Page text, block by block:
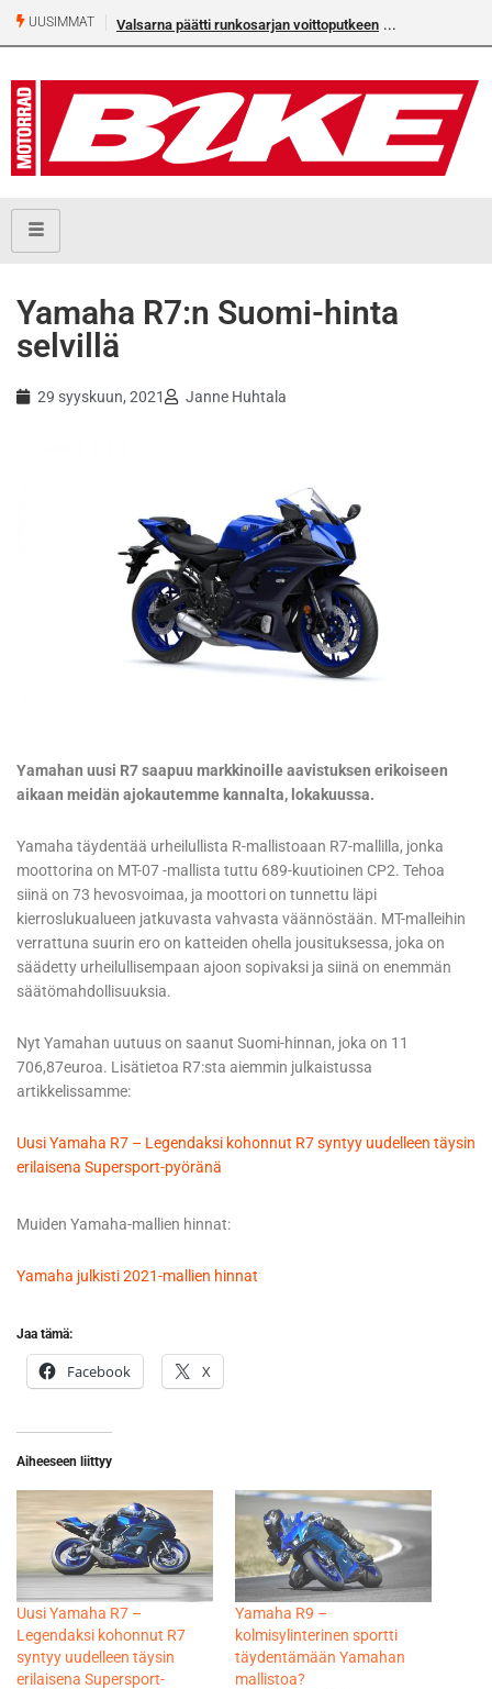
UUSIMMAT Valsarna päätti runkosarjan voittoputkeen
Yamaha R7:n Suomi-hinta
selvillä
29 syyskuun, 2021 Janne Huhtala
Yamahan uusi R7 saapuu markkinoille aavistuksen erikoiseen
aikaan meidän ajokautemme kannalta, lokakuussa.
Yamaha täydentää urheilullista R-mallistoaan R7-mallilla, jonka
moottorina on MT-07 -mallista tuttu 689-kuutioinen CP2. Tehoa
siinä on 73 hevosvoimaa, ja moottori on tunnettu läpi
kierroslukualueen jatkuvasta vahvasta väännöstään. MT-malleihin
verrattuna suurin ero on katteiden ohella jousituksessa, joka on
säädetty urheilullisempaan ajoon sopivaksi ja siinä on enemmän
säätömahdollisuuksia.
Nyt Yamahan uutuus on saanut Suomi-hinnan, joka on 11
706,87euroa. Lisätietoa R7:sta aiemmin julkaistussa
artikkelissamme:
Uusi Yamaha R7 – Legendaksi kohonnut R7 syntyy uudelleen täysin
erilaisena Supersport-pyöränä
Muiden Yamaha-mallien hinnat:
Yamaha julkisti 2021-mallien hinnat
Jaa tämä:
Facebook X
Aiheeseen liittyy
Uusi Yamaha R7 –
Legendaksi kohonnut R7
syntyy uudelleen täysin
erilaisena Supersport-
Yamaha R9 –
kolmisylinterinen sportti
täydentämään Yamahan
mallistoa?